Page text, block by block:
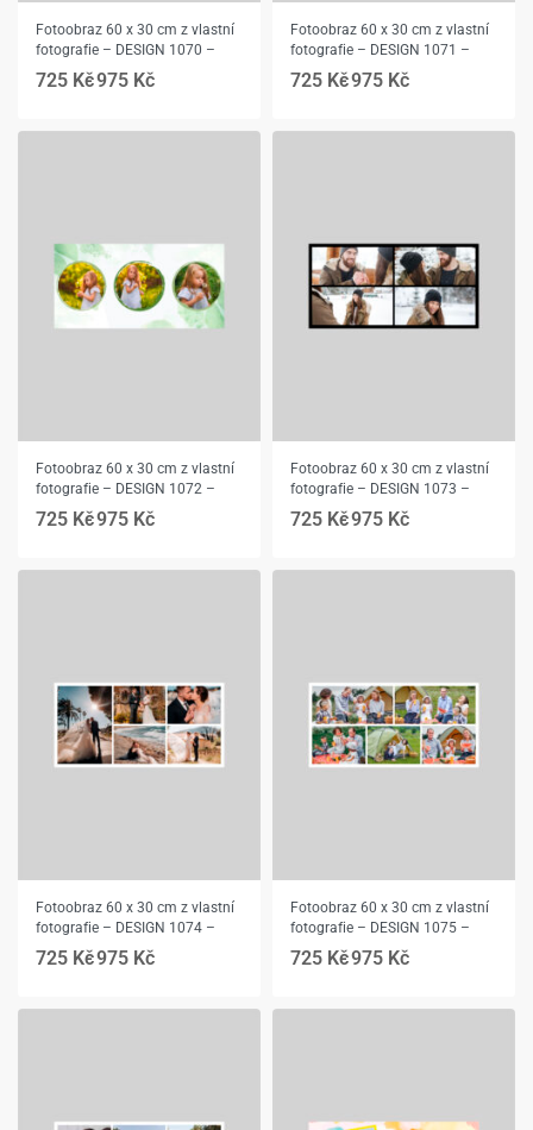
Fotoobraz 60 x 30 cm z vlastní
fotografie – DESIGN 1070 –
725 Kč975 Kč
Fotoobraz 60 x 30 cm z vlastní
fotografie – DESIGN 1071 –
725 Kč975 Kč
Fotoobraz 60 x 30 cm z vlastní
fotografie – DESIGN 1072 –
725 Kč975 Kč
Fotoobraz 60 x 30 cm z vlastní
fotografie – DESIGN 1073 –
725 Kč975 Kč
Fotoobraz 60 x 30 cm z vlastní
fotografie – DESIGN 1074 –
725 Kč975 Kč
Fotoobraz 60 x 30 cm z vlastní
fotografie – DESIGN 1075 –
725 Kč975 Kč